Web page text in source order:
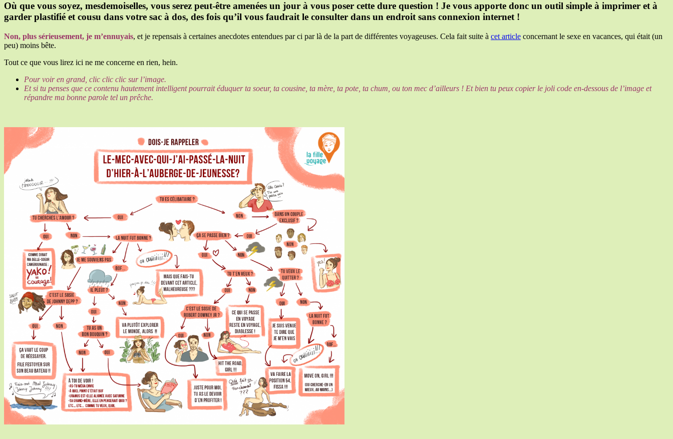
Où que vous soyez, mesdemoiselles, vous serez peut-être amenées un jour à vous poser cette dure question ! Je vous apporte donc un outil simple à imprimer et à
garder plastifié et cousu dans votre sac à dos, des fois qu’il vous faudrait le consulter dans un endroit sans connexion internet !
Non, plus sérieusement, je m’ennuyais, et je repensais à certaines anecdotes entendues par ci par là de la part de différentes voyageuses. Cela fait suite à cet article concernant le sexe en vacances, qui était (un
peu) moins bête.
Tout ce que vous lirez ici ne me concerne en rien, hein.
Pour voir en grand, clic clic clic sur l’image.
Et si tu penses que ce contenu hautement intelligent pourrait éduquer ta soeur, ta cousine, ta mère, ta pote, ta chum, ou ton mec d’ailleurs ! Et bien tu peux copier le joli code en-dessous de l’image et
répandre ma bonne parole tel un prêche.